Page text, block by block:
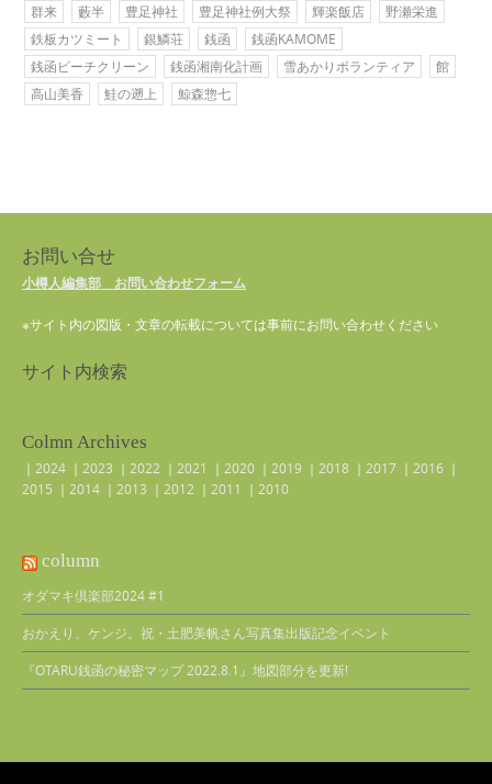
群来
藪半 豊足神社 豊足神社例大祭 輝楽飯店
野瀬栄進
鉄板カツミート
銀鱗荘 銭函
銭函KAMOME
銭函ビーチクリーン
銭函湘南化計画 雪あかりボランティア
館
高山美香
鮭の遡上 鯨森惣七
お問い合せ
小樽人編集部 お問い合わせフォーム
※サイト内の図版・文章の転載については事前にお問い合わせください
サイト内検索
Colmn Archives
｜ 2024 ｜ 2023 ｜ 2022 ｜ 2021 ｜ 2020 ｜ 2019 ｜ 2018 ｜ 2017 ｜ 2016 ｜
2015 ｜ 2014 ｜ 2013 ｜ 2012 ｜ 2011 ｜ 2010
column
オダマキ倶楽部2024 #1
おかえり、ケンジ。祝・土肥美帆さん写真集出版記念イベント
『OTARU銭函の秘密マップ 2022.8.1』地図部分を更新!